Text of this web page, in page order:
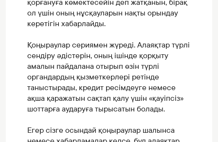
қорғануға көмектесейін деп жатқанын, бірақ
ол үшін оның нұсқауларын нақты орындау
керетігін хабарлайды.
Қоңыраулар сериямен жүреді. Алаяқтар түрлі
сендіру әдістерін, оның ішінде қорқыту
амалын пайдалана отырып өзін түрлі
органдардың қызметкерлері ретінде
таныстырады, кредит ресімдеуге немесе
ақша қаражатын сақтап қалу үшін «қауіпсіз»
шоттарға аударуға тырысатын болады.
Егер сізге осындай қоңыраулар шалынса